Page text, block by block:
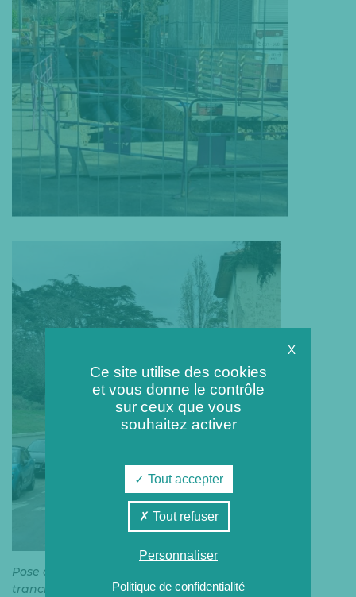
Pose du réseau, Hospices Civils de Lyon (HCL),
tranchée ouverte et canalisations posées, le 26
X
Ce site utilise des cookies
et vous donne le contrôle
sur ceux que vous
souhaitez activer
Tout accepter
Tout refuser
Personnaliser
Politique de confidentialité